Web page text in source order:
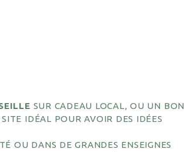
SUR CADEAU LOCAL, OU UN BON
IDÉAL POUR AVOIR DES IDÉES
OU DANS DE GRANDES ENSEIGNES